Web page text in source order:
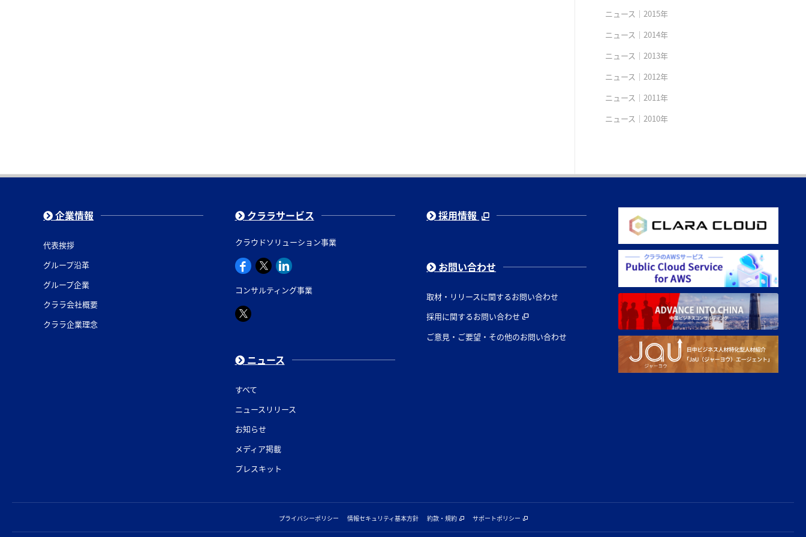
ニュース｜2015年
ニュース｜2014年
ニュース｜2013年
ニュース｜2012年
ニュース｜2011年
ニュース｜2010年
企業情報
代表挨拶
グループ沿革
グループ企業
クララ会社概要
クララ企業理念
クララサービス
クラウドソリューション事業
コンサルティング事業
ニュース
すべて
ニュースリリース
お知らせ
メディア掲載
プレスキット
採用情報
お問い合わせ
取材・リリースに関するお問い合わせ
採用に関するお問い合わせ
ご意見・ご要望・その他のお問い合わせ
プライバシーポリシー 情報セキュリティ基本方針 約款・規約 サポートポリシー